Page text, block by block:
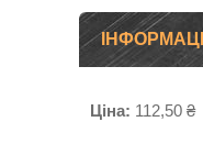
Ціна: 112,50 ₴